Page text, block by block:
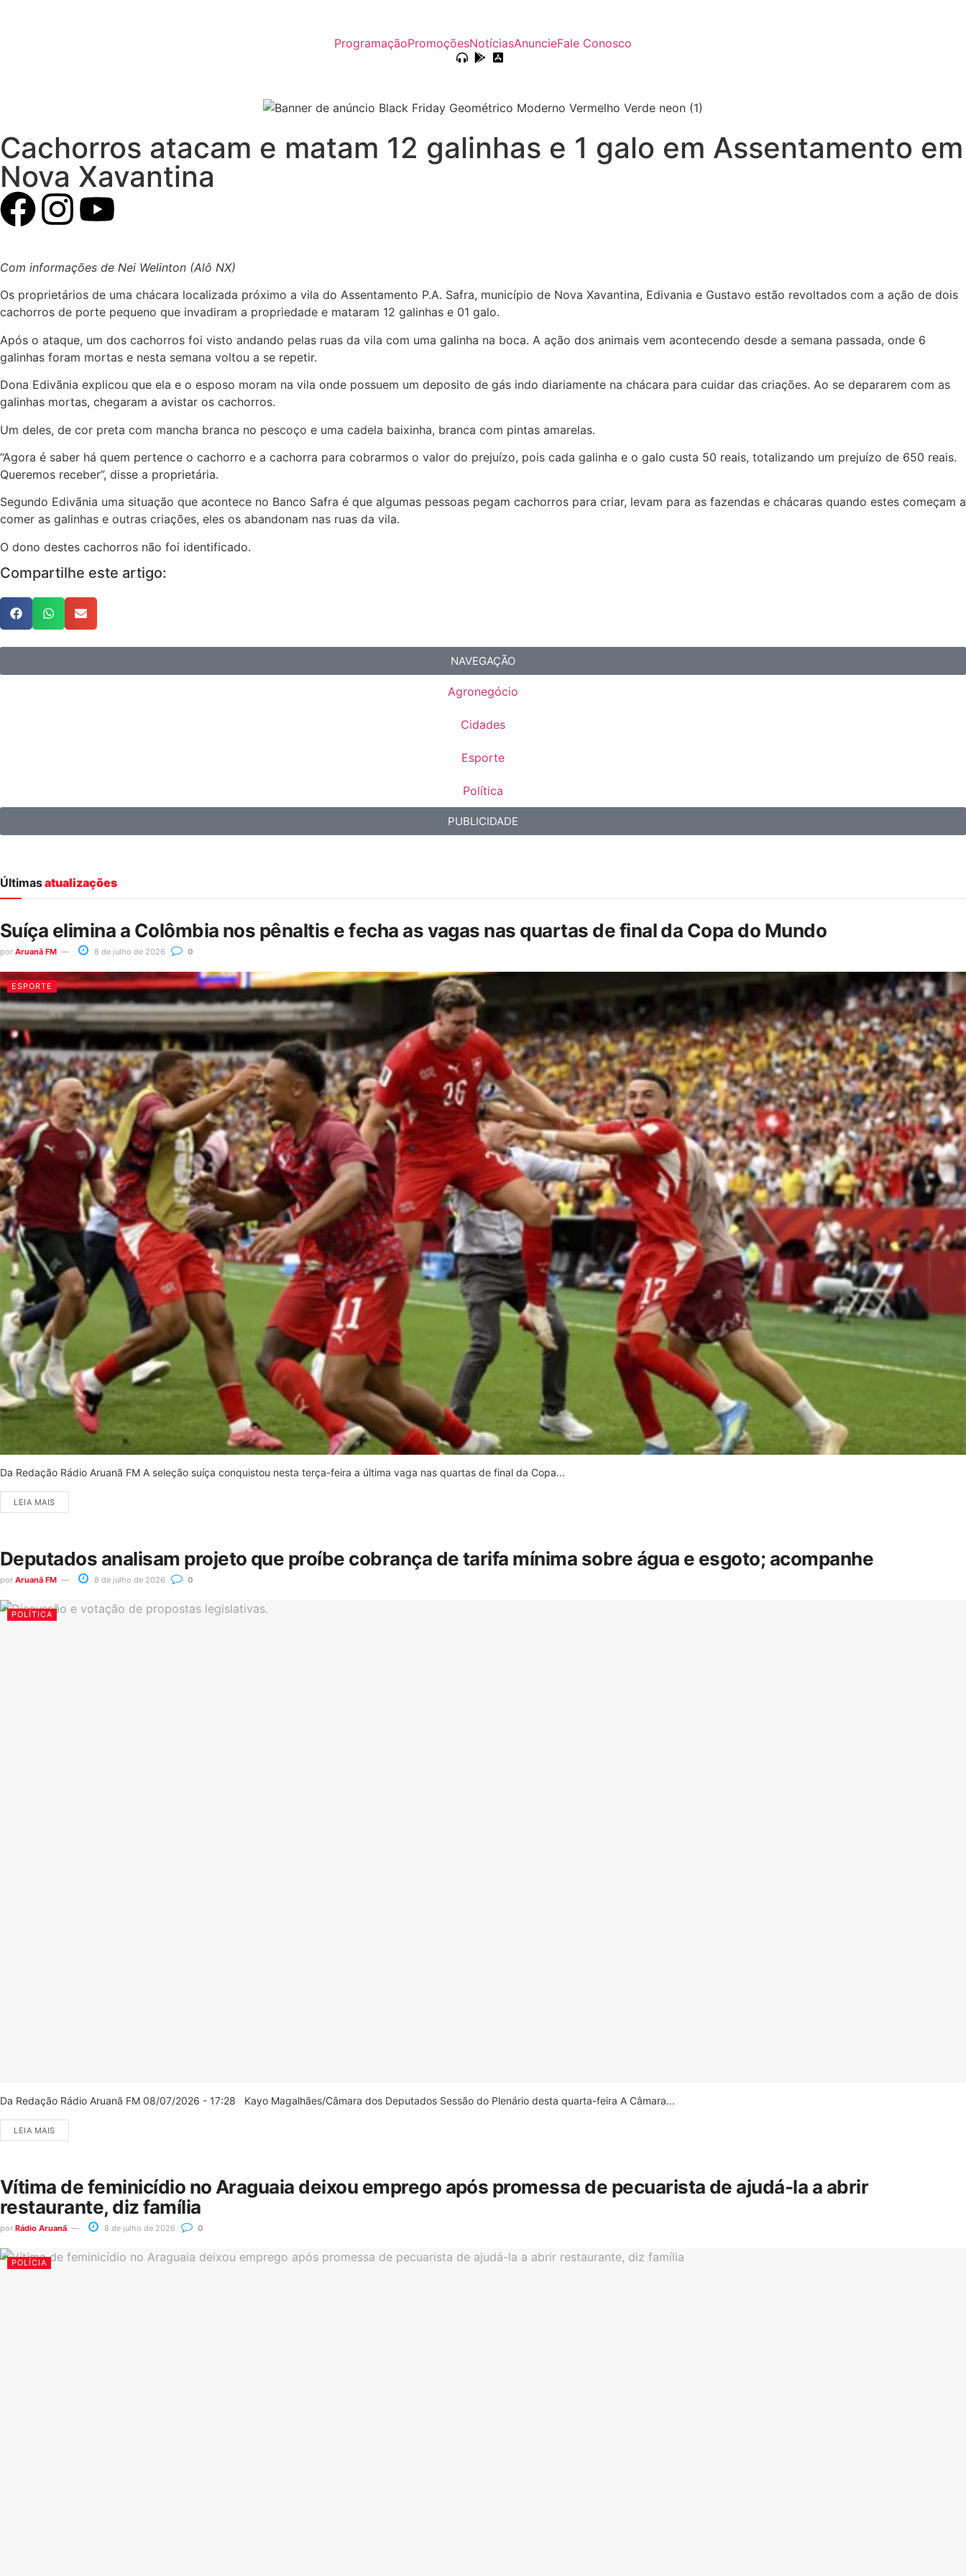
ProgramaçãoPromoçõesNotíciasAnuncieFale Conosco
Cachorros atacam e matam 12 galinhas e 1 galo em Assentamento em
Nova Xavantina
Com informações de Nei Welinton (Alô NX)
Os proprietários de uma chácara localizada próximo a vila do Assentamento P.A. Safra, município de Nova Xavantina, Edivania e Gustavo estão revoltados com a ação de dois
cachorros de porte pequeno que invadiram a propriedade e mataram 12 galinhas e 01 galo.
Após o ataque, um dos cachorros foi visto andando pelas ruas da vila com uma galinha na boca. A ação dos animais vem acontecendo desde a semana passada, onde 6
galinhas foram mortas e nesta semana voltou a se repetir.
Dona Edivãnia explicou que ela e o esposo moram na vila onde possuem um deposito de gás indo diariamente na chácara para cuidar das criações. Ao se depararem com as
galinhas mortas, chegaram a avistar os cachorros.
Um deles, de cor preta com mancha branca no pescoço e uma cadela baixinha, branca com pintas amarelas.
“Agora é saber há quem pertence o cachorro e a cachorra para cobrarmos o valor do prejuízo, pois cada galinha e o galo custa 50 reais, totalizando um prejuízo de 650 reais.
Queremos receber”, disse a proprietária.
Segundo Edivãnia uma situação que acontece no Banco Safra é que algumas pessoas pegam cachorros para criar, levam para as fazendas e chácaras quando estes começam a
comer as galinhas e outras criações, eles os abandonam nas ruas da vila.
O dono destes cachorros não foi identificado.
Compartilhe este artigo:
NAVEGAÇÃO
Agronegócio
Cidades
Esporte
Política
PUBLICIDADE
Últimasatualizações
Suíça elimina a Colômbia nos pênaltis e fecha as vagas nas quartas de final da Copa do Mundo
por Aruanã FM 8 de julho de 2026 0
ESPORTE
Da Redação Rádio Aruanã FM A seleção suíça conquistou nesta terça-feira a última vaga nas quartas de final da Copa...
LEIA MAIS
Deputados analisam projeto que proíbe cobrança de tarifa mínima sobre água e esgoto; acompanhe
por Aruanã FM 8 de julho de 2026 0
POLÍTICA
Da Redação Rádio Aruanã FM 08/07/2026 - 17:28 Kayo Magalhães/Câmara dos Deputados Sessão do Plenário desta quarta-feira A Câmara...
LEIA MAIS
Vítima de feminicídio no Araguaia deixou emprego após promessa de pecuarista de ajudá-la a abrir
restaurante, diz família
por Rádio Aruanã 8 de julho de 2026 0
POLÍCIA